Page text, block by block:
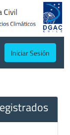
Iniciar Sesión